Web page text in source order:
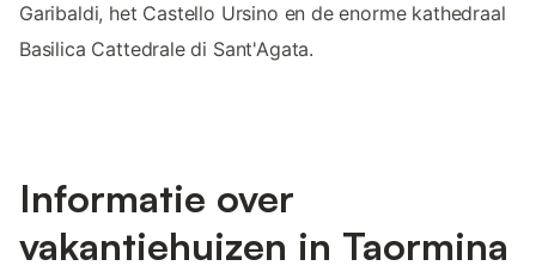
Garibaldi, het Castello Ursino en de enorme kathedraal
Basilica Cattedrale di Sant'Agata.
Informatie over
vakantiehuizen in Taormina